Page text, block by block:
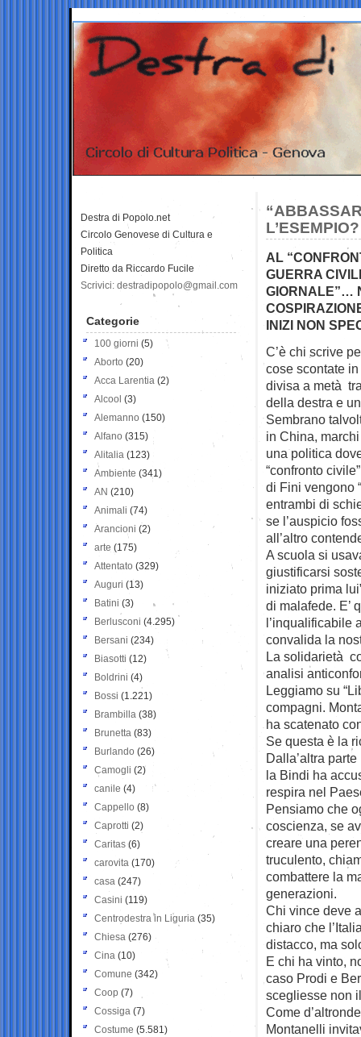
L’ESEMPIO?
AL
GUERRA
GIORNALE”…
INIZI NON
C’è chi scrive
cose scontate in
divisa a metà
della destra e
Sembrano
in China,
una politica
“confronto
di Fini vengono
entrambi di
se l’auspicio
all’altro
A scuola si
giustificarsi
iniziato prima
di malafede. E’
l’inqualificabile
convalida la
La solidarietà
analisi
Leggiamo su
compagni.
ha scatenato
Se questa è la
Dalla’altra
la Bindi ha
respira nel
Pensiamo che
coscienza, se
creare una
truculento,
combattere la
generazioni.
Chi vince deve
chiaro che
distacco, ma
E chi ha vinto,
caso Prodi e
scegliesse non
Come
Montanelli
Destra di Popolo.net
Circolo Genovese di Cultura e
Politica
Diretto da Riccardo Fucile
Scrivici: destradipopolo@gmail.com
Categorie
100 giorni (5)
Aborto (20)
Acca Larentia (2)
Alcool (3)
Alemanno (150)
Alfano (315)
Alitalia (123)
Ambiente (341)
AN (210)
Animali (74)
Arancioni (2)
arte (175)
Attentato (329)
Auguri (13)
Batini (3)
Berlusconi (4.295)
Bersani (234)
Biasotti (12)
Boldrini (4)
Bossi (1.221)
Brambilla (38)
Brunetta (83)
Burlando (26)
Camogli (2)
canile (4)
Cappello (8)
Caprotti (2)
Caritas (6)
carovita (170)
casa (247)
Casini (119)
Centrodestra in Liguria (35)
Chiesa (276)
Cina (10)
Comune (342)
Coop (7)
Cossiga (7)
Costume (5.581)